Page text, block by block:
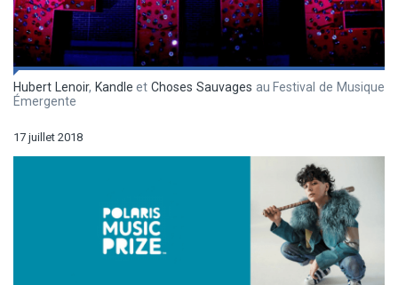
Hubert Lenoir, Kandle etChoses Sauvages au Festival de Musique
Émergente
17 juillet 2018